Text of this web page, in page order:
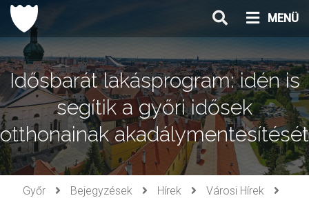
Ugrás
tartalomhoz
MENÜ
Idősbarát lakásprogram: idén is
segítik a győri idősek
otthonainak akadálymentesítését
Győr Bejegyzések Hírek
Városi Hírek